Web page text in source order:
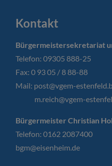
Kontakt
Bürgermeistersekretariat
Telefon: 09305 888-25
Fax: 0 93 05 / 8 88-88
Mail: post@vgem-
m.reich@vgem-
Bürgermeister Christian
Telefon: 0162 2087400
bgm@eisenheim.de